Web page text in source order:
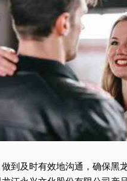
到及时有效地沟通，确保